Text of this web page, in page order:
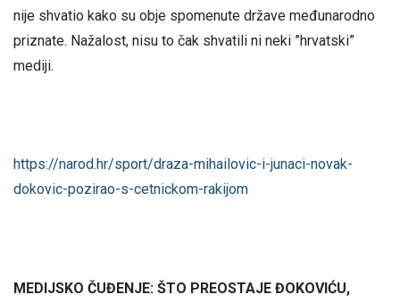
nije shvatio kako su obje spomenute države međunarodno
priznate. Nažalost, nisu to čak shvatili ni neki ”hrvatski”
mediji.
https://narod.hr/sport/draza-mihailovic-i-junaci-novak-
dokovic-pozirao-s-cetnickom-rakijom
MEDIJSKO ČUĐENJE: ŠTO PREOSTAJE ĐOKOVIĆU,